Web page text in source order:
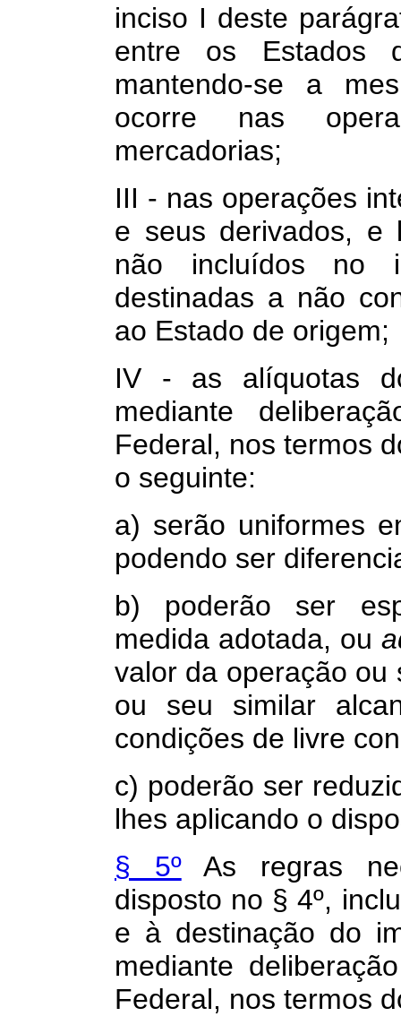
inciso I deste
entre os Estados
mantendo-se a
ocorre nas
mercadorias;
III - nas operações
e seus derivados, e
não incluídos no
destinadas a não
ao Estado de origem;
IV - as alíquotas
mediante
Federal, nos termos
o seguinte:
a) serão uniformes
podendo ser
b) poderão ser
medida adotada, ou
valor da operação ou
ou seu similar
condições de livre
c) poderão ser
lhes aplicando o
§ 5ºAs regras
disposto no § 4º,
e à destinação do
mediante
Federal, nos termos